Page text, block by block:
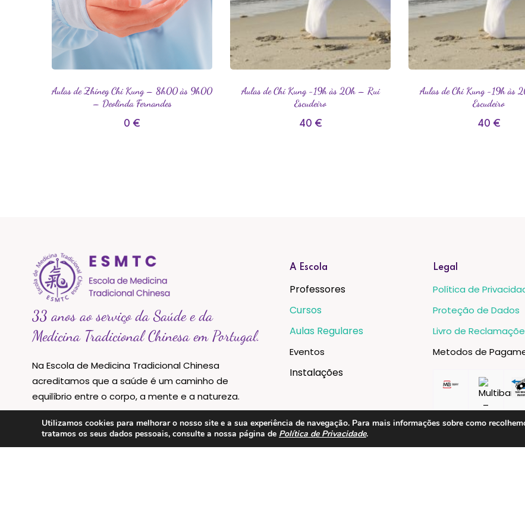
Aulas de Zhineg Chi Kung – 8h00 às 9h00
– Deolinda Fernandes
0 €
Aulas de Chi Kung -19h às 20h – Rui
Escudeiro
40 €
Aulas de Chi Kung -19h às
Escudeiro
40 €
33 anos ao serviço da Saúde e da
Medicina Tradicional Chinesa em Portugal.
Na Escola de Medicina Tradicional Chinesa
acreditamos que a saúde é um caminho de
equilíbrio entre o corpo, a mente e a natureza.
A Escola
Professores
Cursos
Aulas Regulares
Eventos
Instalações
Legal
Política de
Proteção de Dados
Livro de
Metodos de
Utilizamos cookies para melhorar o nosso site e a sua experiência de navegação. Para mais informações sobre como
tratamos os seus dados pessoais, consulte a nossa página de Política de Privacidade.